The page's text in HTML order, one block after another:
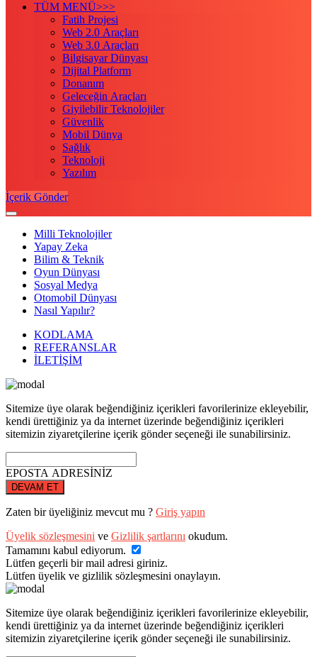
TÜM MENÜ>>>
Fatih Projesi
Web 2.0 Araçları
Web 3.0 Araçları
Bilgisayar Dünyası
Dijital Platform
Donanım
Geleceğin Araçları
Giyilebilir Teknolojiler
Güvenlik
Mobil Dünya
Sağlık
Teknoloji
Yazılım
İçerik Gönder
Milli Teknolojiler
Yapay Zeka
Bilim & Teknik
Oyun Dünyası
Sosyal Medya
Otomobil Dünyası
Nasıl Yapılır?
KODLAMA
REFERANSLAR
İLETİŞİM
Sitemize üye olarak beğendiğiniz içerikleri favorilerinize ekleyebilir,
kendi ürettiğiniz ya da internet üzerinde beğendiğiniz içerikleri
sitemizin ziyaretçilerine içerik gönder seçeneği ile sunabilirsiniz.
EPOSTA ADRESİNİZ
DEVAM ET
Zaten bir üyeliğiniz mevcut mu ? Giriş yapın
Üyelik sözleşmesini ve Gizlilik şartlarını okudum.
Tamamını kabul ediyorum.
Lütfen geçerli bir mail adresi giriniz.
Lütfen üyelik ve gizlilik sözleşmesini onaylayın.
Sitemize üye olarak beğendiğiniz içerikleri favorilerinize ekleyebilir,
kendi ürettiğiniz ya da internet üzerinde beğendiğiniz içerikleri
sitemizin ziyaretçilerine içerik gönder seçeneği ile sunabilirsiniz.